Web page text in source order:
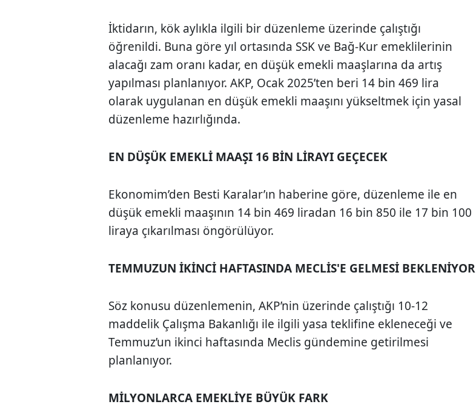
İktidarın, kök aylıkla ilgili bir düzenleme üzerinde çalıştığı
öğrenildi. Buna göre yıl ortasında SSK ve Bağ-Kur emeklilerinin
alacağı zam oranı kadar, en düşük emekli maaşlarına da artış
yapılması planlanıyor. AKP, Ocak 2025’ten beri 14 bin 469 lira
olarak uygulanan en düşük emekli maaşını yükseltmek için yasal
düzenleme hazırlığında.
EN DÜŞÜK EMEKLİ MAAŞI 16 BİN LİRAYI GEÇECEK
Ekonomim’den Besti Karalar’ın haberine göre, düzenleme ile en
düşük emekli maaşının 14 bin 469 liradan 16 bin 850 ile 17 bin 100
liraya çıkarılması öngörülüyor.
TEMMUZUN İKİNCİ HAFTASINDA MECLİS'E GELMESİ BEKLENİYOR
Söz konusu düzenlemenin, AKP’nin üzerinde çalıştığı 10-12
maddelik Çalışma Bakanlığı ile ilgili yasa teklifine ekleneceği ve
Temmuz’un ikinci haftasında Meclis gündemine getirilmesi
planlanıyor.
MİLYONLARCA EMEKLİYE BÜYÜK FARK